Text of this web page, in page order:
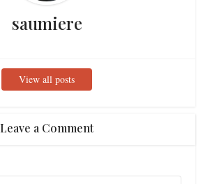
saumiere
View all posts
Leave a Comment